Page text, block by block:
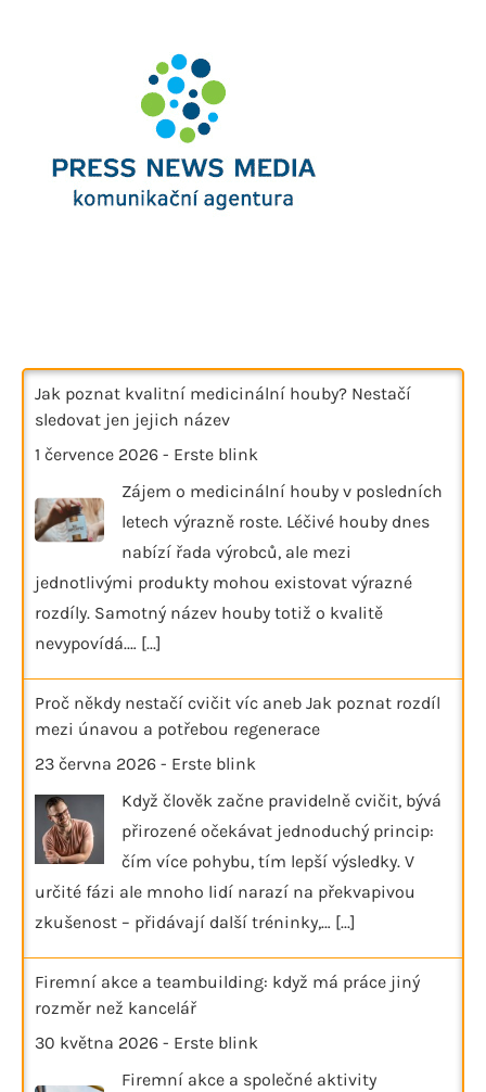
Jak poznat kvalitní medicinální houby? Nestačí
sledovat jen jejich název
1 července 2026 - Erste blink
Zájem o medicinální houby v posledních
letech výrazně roste. Léčivé houby dnes
nabízí řada výrobců, ale mezi
jednotlivými produkty mohou existovat výrazné
rozdíly. Samotný název houby totiž o kvalitě
nevypovídá.… [...]
Proč někdy nestačí cvičit víc aneb Jak poznat rozdíl
mezi únavou a potřebou regenerace
23 června 2026 - Erste blink
Když člověk začne pravidelně cvičit, bývá
přirozené očekávat jednoduchý princip:
čím více pohybu, tím lepší výsledky. V
určité fázi ale mnoho lidí narazí na překvapivou
zkušenost – přidávají další tréninky,… [...]
Firemní akce a teambuilding: když má práce jiný
rozměr než kancelář
30 května 2026 - Erste blink
Firemní akce a společné aktivity